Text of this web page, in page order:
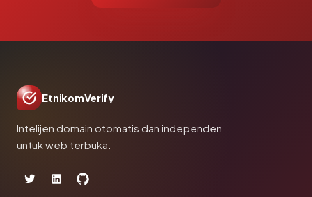
EtnikomVerify
Intelijen domain otomatis dan independen
untuk web terbuka.